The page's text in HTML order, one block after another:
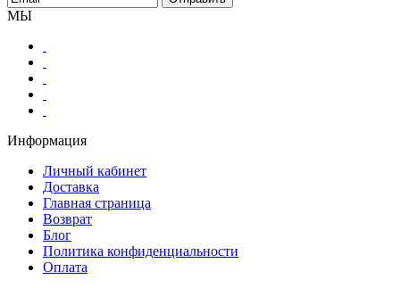
МЫ
Информация
Личный кабинет
Доставка
Главная страница
Возврат
Блог
Политика конфиденциальности
Оплата